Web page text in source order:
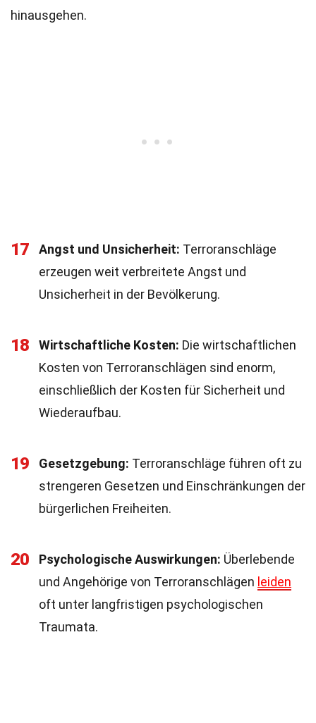
hinausgehen.
17 Angst und Unsicherheit: Terroranschläge
erzeugen weit verbreitete Angst und
Unsicherheit in der Bevölkerung.
18 Wirtschaftliche Kosten: Die wirtschaftlichen
Kosten von Terroranschlägen sind enorm,
einschließlich der Kosten für Sicherheit und
Wiederaufbau.
19 Gesetzgebung: Terroranschläge führen oft zu
strengeren Gesetzen und Einschränkungen der
bürgerlichen Freiheiten.
20 Psychologische Auswirkungen: Überlebende
und Angehörige von Terroranschlägen leiden
oft unter langfristigen psychologischen
Traumata.